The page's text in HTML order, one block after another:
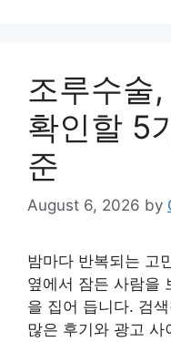
조루수술
확인할 5
준
August 6, 2026 by
밤마다 반복되는 고
옆에서 잠든 사람을
을 집어 듭니다. 검색
많은 후기와 광고 사